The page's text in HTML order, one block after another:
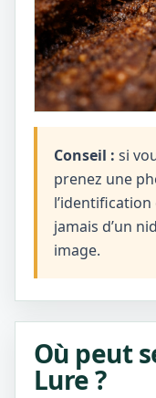
Conseil : si
prenez une
jamais d’un
image.
Où peut
Lure ?